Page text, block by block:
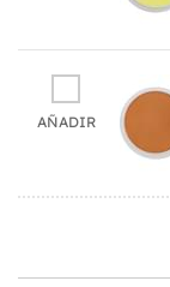
AÑADIR